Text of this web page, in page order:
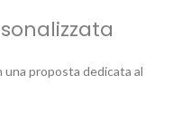
proposta dedicata al